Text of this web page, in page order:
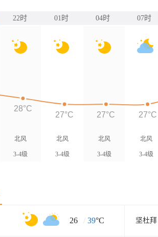
22时 01时 04时 07时
北风
3-4级
北风
3-4级
北风
3-4级
北风
3-4级
28°C
27°C 27°C 27°C
26 / 39°C 坚杜拜